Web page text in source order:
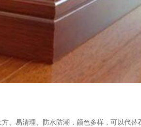
、易清理、防水防潮，颜色多样，可以代替